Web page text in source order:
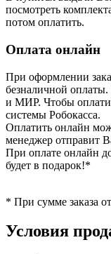
посмотреть
потом оплатить.
Оплата онлайн
При оформлении
безналичной
и МИР. Чтобы
системы Робокасса.
Оплатить онлайн
менеджер отправит
При оплате онлайн
будет в подарок!*
* При сумме заказа
Условия